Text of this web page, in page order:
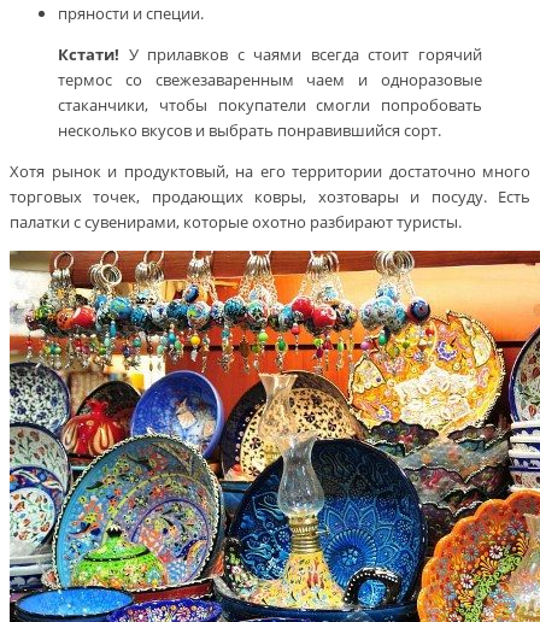
пряности и специи.
Кстати! У прилавков с чаями всегда стоит горячий
термос со свежезаваренным чаем и одноразовые
стаканчики, чтобы покупатели смогли попробовать
несколько вкусов и выбрать понравившийся сорт.
Хотя рынок и продуктовый, на его территории достаточно много
торговых точек, продающих ковры, хозтовары и посуду. Есть
палатки с сувенирами, которые охотно разбирают туристы.